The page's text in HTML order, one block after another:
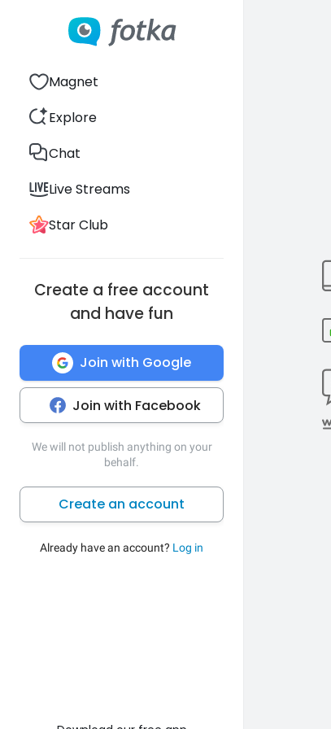
Magnet
Explore
Chat
Live Streams
Star Club
Create a free account
and have fun
Join with Google
Join with Facebook
We will not publish anything on your
behalf.
Create an account
Already have an account? Log in